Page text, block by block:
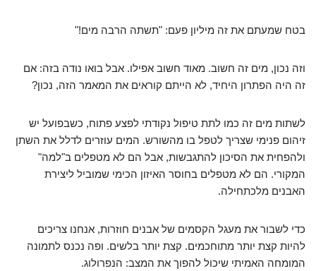
בטח שמעתם את זה מיליון פעם: "תשתה הרבה מים!"
וזה נכון, מים זה חשוב. מאוד חשוב אפילו. אבל בואו נודה בזה: אם
זה היה הפתרון היחיד, לא הייתם קוראים את המאמר הזה, נכון?
לשתות מים זה כמו לתת טיפול נקודתי לפצע פתוח, כשבפועל יש
זיהום פנימי שצריך לטפל בו מהשורש. המים עוזרים לדלל את השתן
ולהפחית את הסיכון להתגבשות, אבל הם לא מטפלים ב"למה"
המקורי. הם לא מטפלים בחוסר האיזון הכימי שמוביל ליצירת
האבנים מלכתחילה.
כדי לשבור את מעגל הקסמים של אבנים חוזרות, אנחנו צריכים
להיות קצת יותר מתוחכמים. קצת יותר בלשים. ופה נכנס לתמונה
המומחה האמיתי שיכול להפוך את המצב: הנפרולוג.